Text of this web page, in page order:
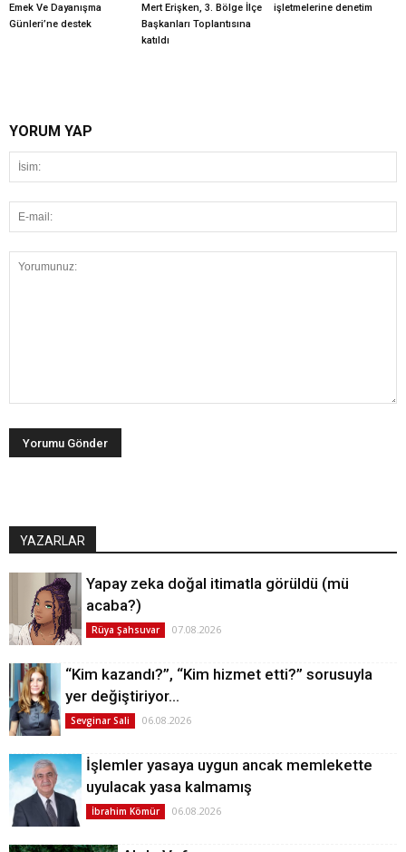
Emek Ve Dayanışma
Günleri’ne destek
Mert Erişken, 3. Bölge İlçe
Başkanları Toplantısına
katıldı
işletmelerine denetim
YORUM YAP
YAZARLAR
Yapay zeka doğal itimatla görüldü (mü
acaba?)
Rüya Şahsuvar 07.08.2026
“Kim kazandı?”, “Kim hizmet etti?” sorusuyla
yer değiştiriyor…
Sevginar Sali 06.08.2026
İşlemler yasaya uygun ancak memlekette
uyulacak yasa kalmamış
İbrahim Kömür 06.08.2026